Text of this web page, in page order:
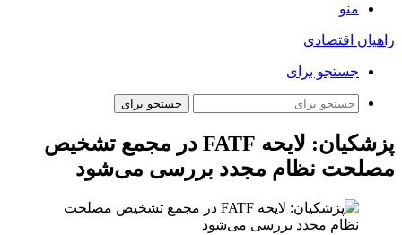
منو
راهیان اقتصادی
جستجو برای
جستجو برای
پزشکیان: لایحه FATF در مجمع تشخیص
مصلحت نظام مجدد بررسی می‌شود